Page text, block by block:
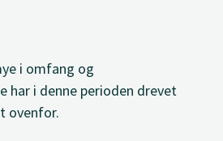
i omfang og
i denne perioden drevet
ovenfor.